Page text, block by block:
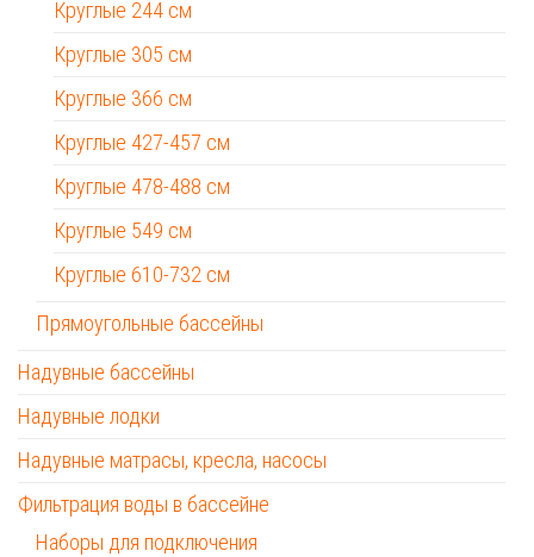
Круглые 244 см
Круглые 305 см
Круглые 366 см
Круглые 427-457 см
Круглые 478-488 см
Круглые 549 см
Круглые 610-732 см
Прямоугольные бассейны
Надувные бассейны
Надувные лодки
Надувные матрасы, кресла, насосы
Фильтрация воды в бассейне
Наборы для подключения